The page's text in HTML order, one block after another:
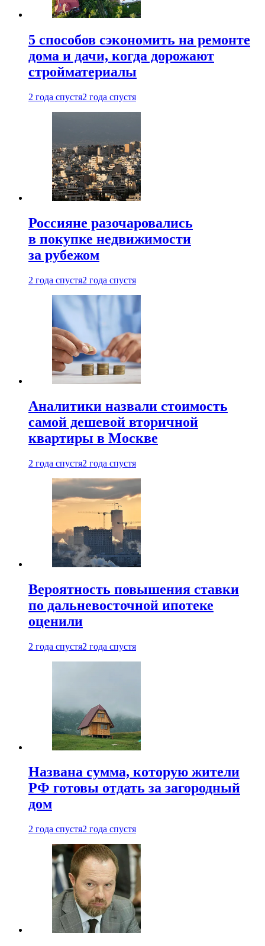
5 способов сэкономить на ремонте
дома и дачи, когда дорожают
стройматериалы
2 года спустя2 года спустя
Россияне разочаровались
в покупке недвижимости
за рубежом
2 года спустя2 года спустя
Аналитики назвали стоимость
самой дешевой вторичной
квартиры в Москве
2 года спустя2 года спустя
Вероятность повышения ставки
по дальневосточной ипотеке
оценили
2 года спустя2 года спустя
Названа сумма, которую жители
РФ готовы отдать за загородный
дом
2 года спустя2 года спустя